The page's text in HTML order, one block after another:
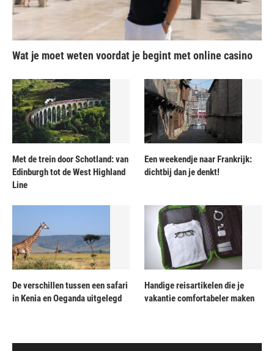
Wat je moet weten voordat je begint met online casino
Met de trein door Schotland: van
Edinburgh tot de West Highland
Line
Een weekendje naar Frankrijk:
dichtbij dan je denkt!
De verschillen tussen een safari
in Kenia en Oeganda uitgelegd
Handige reisartikelen die je
vakantie comfortabeler maken